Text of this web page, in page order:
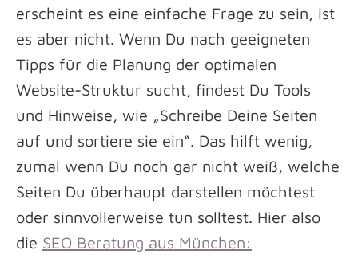
erscheint es eine einfache Frage zu sein, ist
es aber nicht. Wenn Du nach geeigneten
Tipps für die Planung der optimalen
Website-Struktur sucht, findest Du Tools
und Hinweise, wie „Schreibe Deine Seiten
auf und sortiere sie ein“. Das hilft wenig,
zumal wenn Du noch gar nicht weiß, welche
Seiten Du überhaupt darstellen möchtest
oder sinnvollerweise tun solltest. Hier also
die SEO Beratung aus München: